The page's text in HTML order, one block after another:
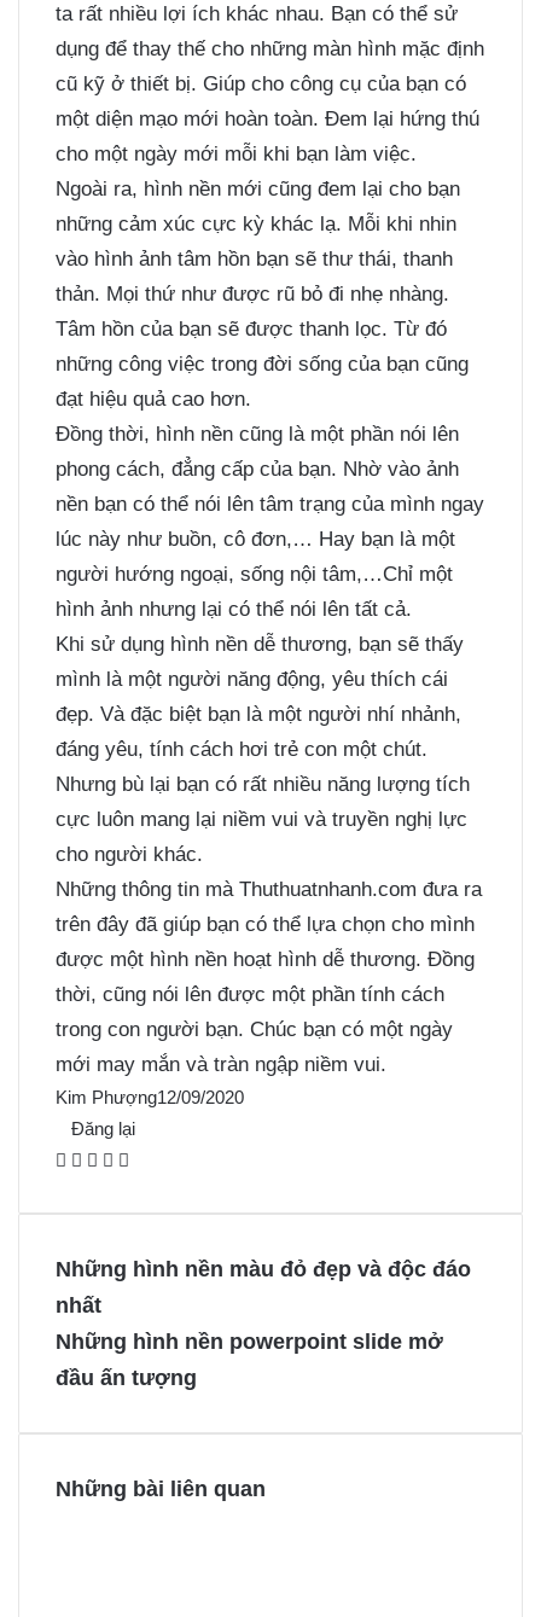
ta rất nhiều lợi ích khác nhau. Bạn có thể sử
dụng để thay thế cho những màn hình mặc định
cũ kỹ ở thiết bị. Giúp cho công cụ của bạn có
một diện mạo mới hoàn toàn. Đem lại hứng thú
cho một ngày mới mỗi khi bạn làm việc.
Ngoài ra, hình nền mới cũng đem lại cho bạn
những cảm xúc cực kỳ khác lạ. Mỗi khi nhin
vào hình ảnh tâm hồn bạn sẽ thư thái, thanh
thản. Mọi thứ như được rũ bỏ đi nhẹ nhàng.
Tâm hồn của bạn sẽ được thanh lọc. Từ đó
những công việc trong đời sống của bạn cũng
đạt hiệu quả cao hơn.
Đồng thời, hình nền cũng là một phần nói lên
phong cách, đẳng cấp của bạn. Nhờ vào ảnh
nền bạn có thể nói lên tâm trạng của mình ngay
lúc này như buồn, cô đơn,… Hay bạn là một
người hướng ngoại, sống nội tâm,…Chỉ một
hình ảnh nhưng lại có thể nói lên tất cả.
Khi sử dụng hình nền dễ thương, bạn sẽ thấy
mình là một người năng động, yêu thích cái
đẹp. Và đặc biệt bạn là một người nhí nhảnh,
đáng yêu, tính cách hơi trẻ con một chút.
Nhưng bù lại bạn có rất nhiều năng lượng tích
cực luôn mang lại niềm vui và truyền nghị lực
cho người khác.
Những thông tin mà Thuthuatnhanh.com đưa ra
trên đây đã giúp bạn có thể lựa chọn cho mình
được một hình nền hoạt hình dễ thương. Đồng
thời, cũng nói lên được một phần tính cách
trong con người bạn. Chúc bạn có một ngày
mới may mắn và tràn ngập niềm vui.
Kim Phượng12/09/2020
Đăng lại
F
o
o
k
X P
e
s
M
e
g
e
g
e
Những hình nền màu đỏ đẹp và độc đáo
nhất
Những hình nền powerpoint slide mở
đầu ấn tượng
Những bài liên quan